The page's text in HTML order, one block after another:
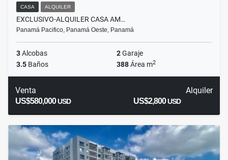
CASA ALQUILER
EXCLUSIVO-ALQUILER CASA AM…
Panamá Pacifico, Panamá Oeste, Panamá
3Alcobas 2Garaje
3.5 Baños 388Área m2
Venta
US$580,000USD
Alquiler
US$2,800USD